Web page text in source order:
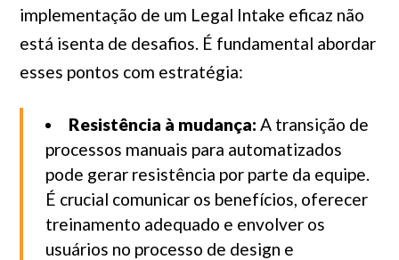
implementação de um Legal Intake eficaz não
está isenta de desafios. É fundamental abordar
esses pontos com estratégia:
Resistência à mudança: A transição de
processos manuais para automatizados
pode gerar resistência por parte da equipe.
É crucial comunicar os benefícios, oferecer
treinamento adequado e envolver os
usuários no processo de design e